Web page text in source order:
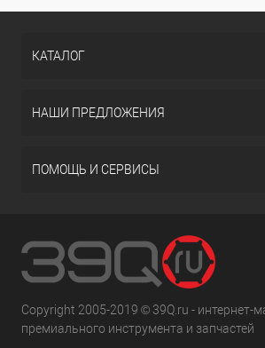
КАТАЛОГ
НАШИ ПРЕДЛОЖЕНИЯ
ПОМОЩЬ И СЕРВИСЫ
Copyright 2005-2019 © 39Q.ru - интернет-
премиального инструмента и запчастей